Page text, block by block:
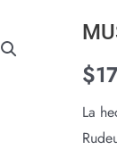
$
La